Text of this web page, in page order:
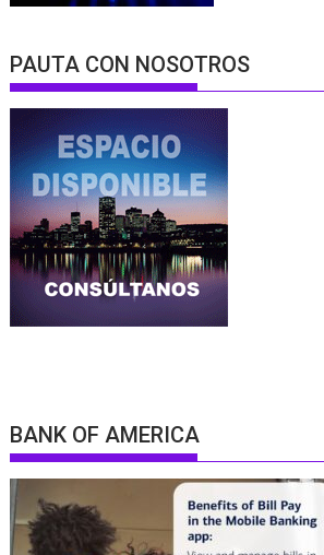
PAUTA CON NOSOTROS
BANK OF AMERICA